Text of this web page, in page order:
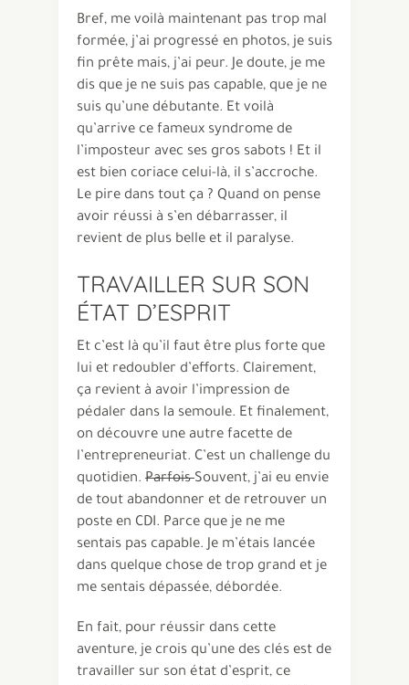
Bref, me voilà maintenant pas trop mal
formée, j’ai progressé en photos, je suis
fin prête mais, j’ai peur. Je doute, je me
dis que je ne suis pas capable, que je ne
suis qu’une débutante. Et voilà
qu’arrive ce fameux syndrome de
l’imposteur avec ses gros sabots ! Et il
est bien coriace celui-là, il s’accroche.
Le pire dans tout ça ? Quand on pense
avoir réussi à s’en débarrasser, il
revient de plus belle et il paralyse.
TRAVAILLER SUR SON
ÉTAT D’ESPRIT
Et c’est là qu’il faut être plus forte que
lui et redoubler d’efforts. Clairement,
ça revient à avoir l’impression de
pédaler dans la semoule. Et finalement,
on découvre une autre facette de
l’entrepreneuriat. C’est un challenge du
quotidien. ParfoisSouvent, j’ai eu envie
de tout abandonner et de retrouver un
poste en CDI. Parce que je ne me
sentais pas capable. Je m’étais lancée
dans quelque chose de trop grand et je
me sentais dépassée, débordée.
En fait, pour réussir dans cette
aventure, je crois qu’une des clés est de
travailler sur son état d’esprit, ce